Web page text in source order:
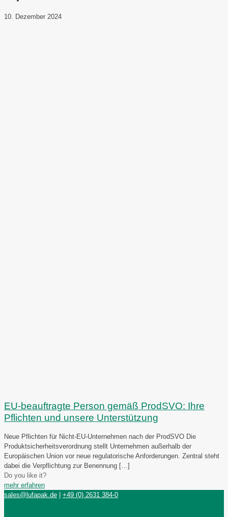
10. Dezember 2024
EU-beauftragte Person gemäß ProdSVO: Ihre
Pflichten und unsere Unterstützung
Neue Pflichten für Nicht-EU-Unternehmen nach der ProdSVO Die
Produktsicherheitsverordnung stellt Unternehmen außerhalb der
Europäischen Union vor neue regulatorische Anforderungen. Zentral steht
dabei die Verpflichtung zur Benennung […]
Do you like it?
mehr erfahren
sales@lufapak.de | +49 (0) 2631 384-0